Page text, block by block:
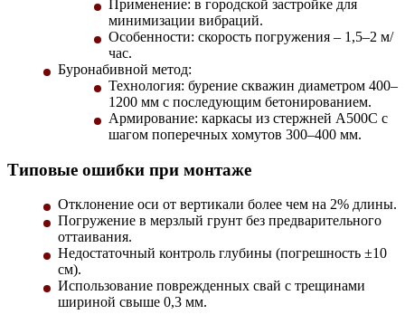
Применение: в городской застройке для
минимизации вибраций.
Особенности: скорость погружения – 1,5–2 м/
час.
Буронабивной метод:
Технология: бурение скважин диаметром 400–
1200 мм с последующим бетонированием.
Армирование: каркасы из стержней А500С с
шагом поперечных хомутов 300–400 мм.
Типовые ошибки при монтаже
Отклонение оси от вертикали более чем на 2% длины.
Погружение в мерзлый грунт без предварительного
оттаивания.
Недостаточный контроль глубины (погрешность ±10
см).
Использование поврежденных свай с трещинами
шириной свыше 0,3 мм.